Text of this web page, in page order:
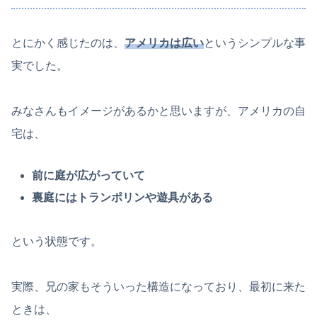
とにかく感じたのは、 アメリカは広いというシンプルな事
実でした。
みなさんもイメージがあるかと思いますが、アメリカの自
宅は、
前に庭が広がっていて
裏庭にはトランポリンや遊具がある
という状態です。
実際、兄の家もそういった構造になっており、最初に来た
ときは、